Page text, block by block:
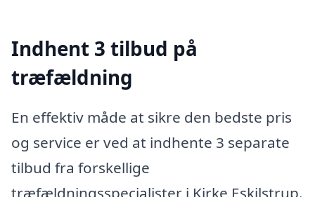
Indhent 3 tilbud på
træfældning
En effektiv måde at sikre den bedste pris
og service er ved at indhente 3 separate
tilbud fra forskellige
træfældningsspecialister i Kirke Eskilstrup.